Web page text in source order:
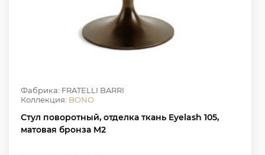
Фабрика: FRATELLI BARRI
Коллекция: BONO
Стул поворотный, отделка ткань Eyelash 105,
матовая бронза M2